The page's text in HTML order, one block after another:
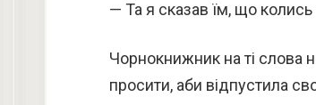
— Та я сказав їм, що
Чорнокнижник на ті слова
просити, аби відпустила